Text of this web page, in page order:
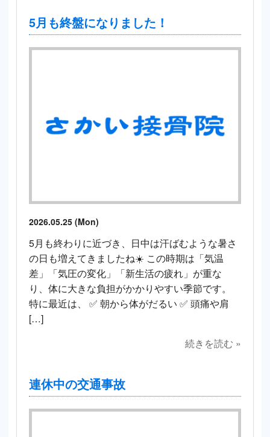
5月も終盤になりました！
2026.05.25 (Mon)
5月も終わりに近づき、日中は汗ばむような暑さ
の日も増えてきましたね☀️ この時期は「気温
差」「気圧の変化」「新生活の疲れ」が重な
り、体に大きな負担がかかりやすい季節です。
特に最近は、 ✅ 朝から体がだるい ✅ 頭痛や肩
[…]
続きを読む »
連休中の交通事故